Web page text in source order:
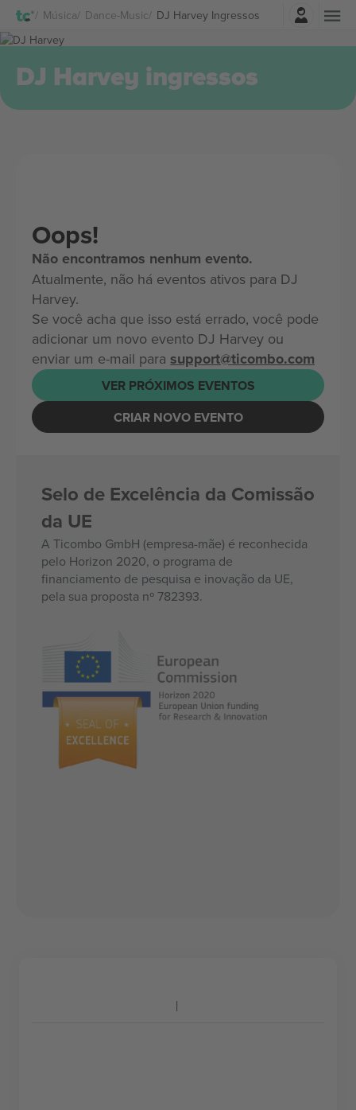
Música Dance-Music DJ Harvey Ingressos
Entrar
DJ Harvey ingressos
Oops!
Não encontramos nenhum evento.
Atualmente, não há eventos ativos para DJ
Harvey.
Se você acha que isso está errado, você pode
adicionar um novo evento DJ Harvey ou
enviar um e-mail para support@ticombo.com
VER PRÓXIMOS EVENTOS
CRIAR NOVO EVENTO
Selo de Excelência da Comissão
da UE
A Ticombo GmbH (empresa-mãe) é reconhecida
pelo Horizon 2020, o programa de
financiamento de pesquisa e inovação da UE,
pela sua proposta nº 782393.